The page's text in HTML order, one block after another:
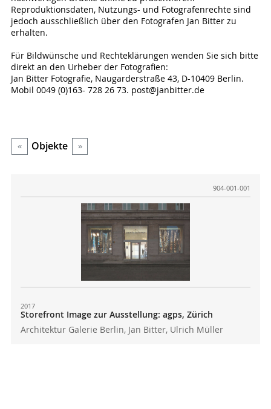
Reproduktionsdaten, Nutzungs- und Fotografenrechte sind
jedoch ausschließlich über den Fotografen Jan Bitter zu
erhalten.
Für Bildwünsche und Rechteklärungen wenden Sie sich bitte
direkt an den Urheber der Fotografien:
Jan Bitter Fotografie, Naugarderstraße 43, D-10409 Berlin.
Mobil 0049 (0)163- 728 26 73. post@janbitter.de
« Objekte »
904-001-001
2017
Storefront Image zur Ausstellung: agps, Zürich
Architektur Galerie Berlin, Jan Bitter, Ulrich Müller